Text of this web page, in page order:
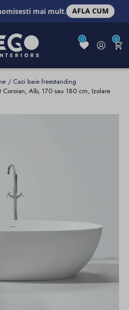
mai mult. AFLA CUM
0 0
Cazi baie freestanding
Alb, 170 sau 180 cm, Izolare